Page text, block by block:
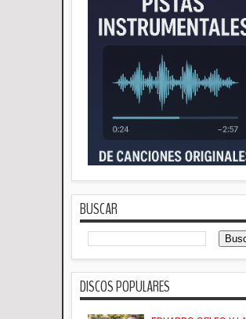
BUSCAR
DISCOS POPULARES